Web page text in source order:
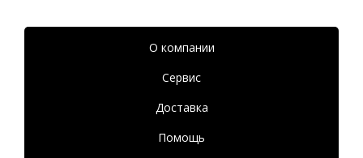
О компании
Сервис
Доставка
Помощь